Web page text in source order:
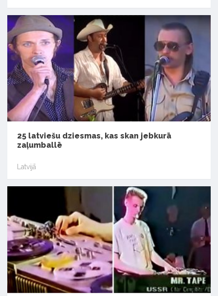
25 latviešu dziesmas, kas skan jebkurā
zaļumballē
Latvijā